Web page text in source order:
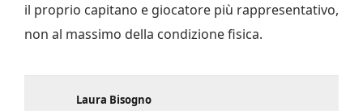
il proprio capitano e giocatore più rappresentativo,
non al massimo della condizione fisica.
Laura Bisogno